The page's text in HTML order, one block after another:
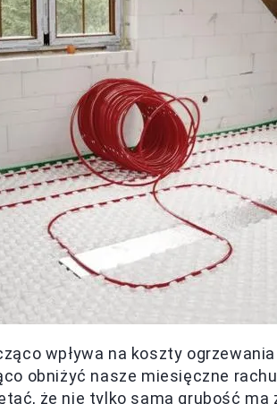
wpływa na koszty
obniżyć nasze miesięczne
że nie tylko sama grubość